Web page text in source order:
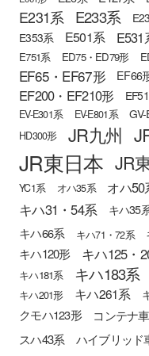
E231系 E233系
E353系 E501系 E531
E751系 ED75・ED79形
EF65・EF67形 EF66
EF200・EF210形
EV-E301系 EV-E801系
HD300形 JR九州
JR東日本 JR
YC1系 オハ35系 オハ50
キハ31・54系 キハ35
キハ66系 キハ71・72系
キハ120形 キハ125・
キハ181系 キハ183系
キハ201形
キハ261系
クモハ123形
コンテナ車
スハ43系 ハイブリッド